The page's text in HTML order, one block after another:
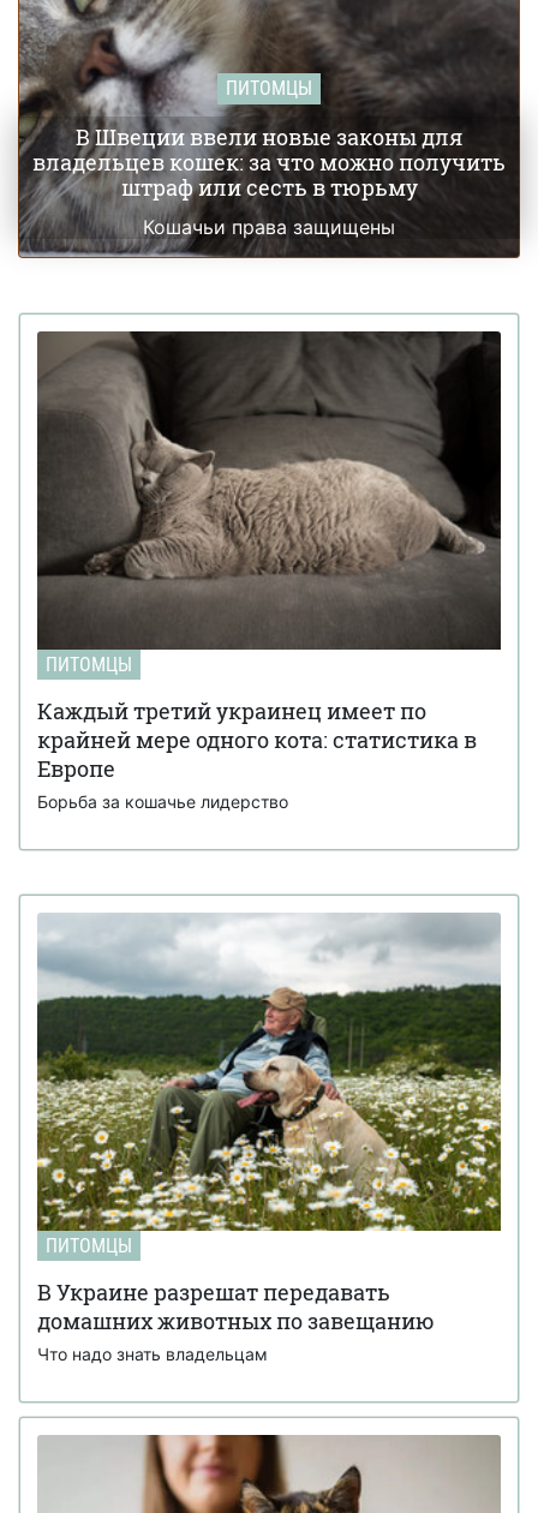
ПИТОМЦЫ
В Швеции ввели новые законы для
владельцев кошек: за что можно получить
штраф или сесть в тюрьму
Кошачьи права защищены
ПИТОМЦЫ
Каждый третий украинец имеет по
крайней мере одного кота: статистика в
Европе
Борьба за кошачье лидерство
ПИТОМЦЫ
В Украине разрешат передавать
домашних животных по завещанию
Что надо знать владельцам